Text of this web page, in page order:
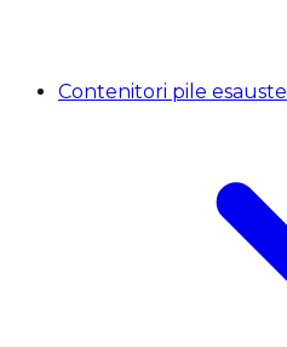
Contenitori pile esauste